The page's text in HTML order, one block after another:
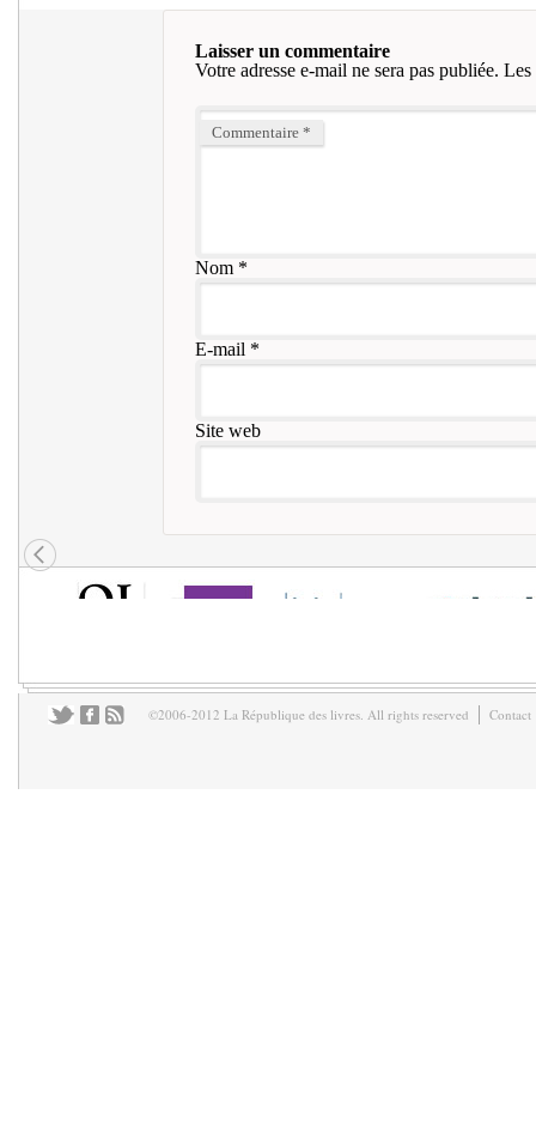
Laisser un commentaire
Votre adresse e-mail ne sera pas publiée. Les
Commentaire *
Nom*
E-mail *
Site web
©2006-2012 La République des livres. All rights reserved Contact